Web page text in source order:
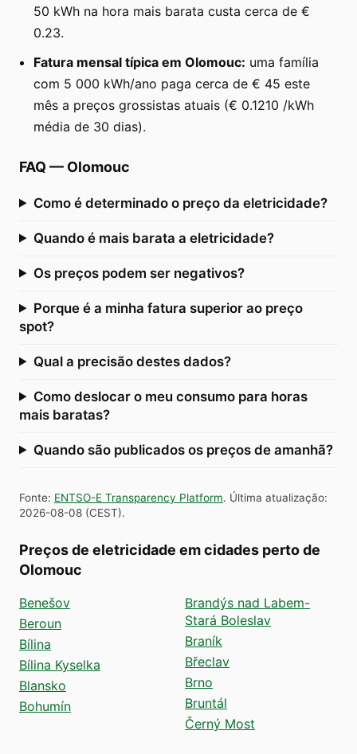
50 kWh na hora mais barata custa cerca de €
0.23.
Fatura mensal típica em Olomouc: uma família
com 5 000 kWh/ano paga cerca de € 45 este
mês a preços grossistas atuais (€ 0.1210 /kWh
média de 30 dias).
FAQ — Olomouc
Como é determinado o preço da eletricidade?
Quando é mais barata a eletricidade?
Os preços podem ser negativos?
Porque é a minha fatura superior ao preço
spot?
Qual a precisão destes dados?
Como deslocar o meu consumo para horas
mais baratas?
Quando são publicados os preços de amanhã?
Fonte: ENTSO-E Transparency Platform. Última atualização:
2026-08-08 (CEST).
Preços de eletricidade em cidades perto de
Olomouc
Benešov
Beroun
Bílina
Bílina Kyselka
Blansko
Bohumín
Brandýs nad Labem-
Stará Boleslav
Braník
Břeclav
Brno
Bruntál
Černý Most